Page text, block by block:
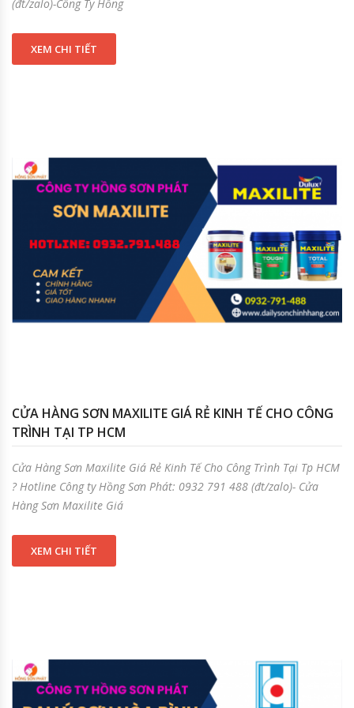
(đt/zalo)-Công Ty Hồng
XEM CHI TIẾT
CỬA HÀNG SƠN MAXILITE GIÁ RẺ KINH TẾ CHO CÔNG
TRÌNH TẠI TP HCM
Cửa Hàng Sơn Maxilite Giá Rẻ Kinh Tế Cho Công Trình Tại Tp HCM
? Hotline Công ty Hồng Sơn Phát: 0932 791 488 (đt/zalo)- Cửa
Hàng Sơn Maxilite Giá
XEM CHI TIẾT